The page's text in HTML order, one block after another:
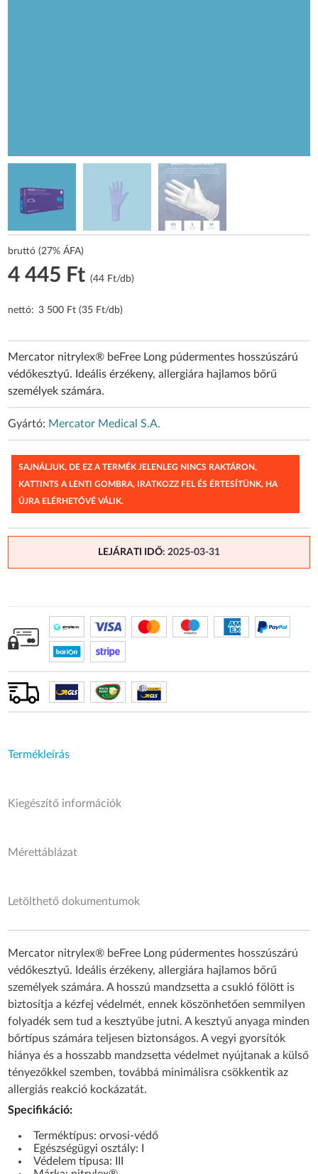
bruttó (27% ÁFA)
4 445 Ft(44 Ft/db)
nettó: 3 500 Ft (35 Ft/db)
Mercator nitrylex® beFree Long púdermentes hosszúszárú
védőkesztyű. Ideális érzékeny, allergiára hajlamos bőrű
személyek számára.
Gyártó: Mercator Medical S.A.
SAJNÁLJUK, DE EZ A TERMÉK JELENLEG NINCS RAKTÁRON,
KATTINTS A LENTI GOMBRA, IRATKOZZ FEL ÉS ÉRTESÍTÜNK, HA
ÚJRA ELÉRHETŐVÉ VÁLIK.
LEJÁRATI IDŐ: 2025-03-31
Termékleírás
Kiegészítő információk
Mérettáblázat
Letölthető dokumentumok
Mercator nitrylex® beFree Long púdermentes hosszúszárú
védőkesztyű. Ideális érzékeny, allergiára hajlamos bőrű
személyek számára. A hosszú mandzsetta a csukló fölött is
biztosítja a kézfej védelmét, ennek köszönhetően semmilyen
folyadék sem tud a kesztyűbe jutni. A kesztyű anyaga minden
bőrtípus számára teljesen biztonságos. A vegyi gyorsítók
hiánya és a hosszabb mandzsetta védelmet nyújtanak a külső
tényezőkkel szemben, továbbá minimálisra csökkentik az
allergiás reakció kockázatát.
Specifikáció:
Terméktípus: orvosi-védő
Egészségügyi osztály: I
Védelem típusa: III